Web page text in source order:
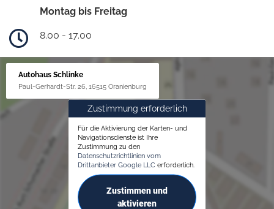
Montag bis Freitag
8.00 - 17.00
Autohaus Schlinke
Paul-Gerhardt-Str. 26, 16515 Oranienburg
Zustimmung erforderlich
Für die Aktivierung der Karten- und
Navigationsdienste ist Ihre
Zustimmung zu den
Datenschutzrichtlinien vom
Drittanbieter Google LLC erforderlich.
Zustimmen und
aktivieren